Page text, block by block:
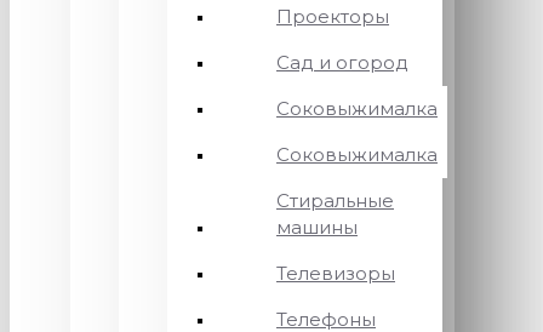
Проекторы
Сад и огород
Соковыжималка
Соковыжималка
Стиральные
машины
Телевизоры
Телефоны